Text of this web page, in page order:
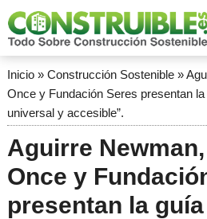
Inicio» Construcción Sostenible»
Once y Fundación Seres presentan
universal y accesible”.
Aguirre
Once y
presentan la